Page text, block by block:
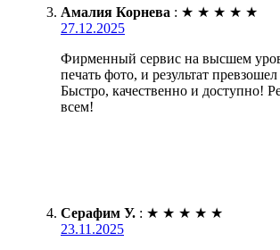
Амалия Корнева : ★ ★ ★ ★ ★
27.12.2025
Фирменный сервис на высшем
печать фото, и результат
Быстро, качественно и доступно!
всем!
Серафим У. : ★ ★ ★ ★ ★
23.11.2025